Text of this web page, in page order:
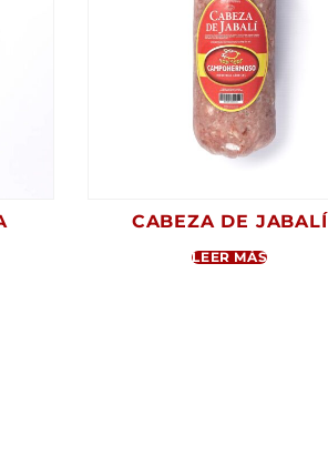
CABEZA DE JABALÍ
LEER MÁS